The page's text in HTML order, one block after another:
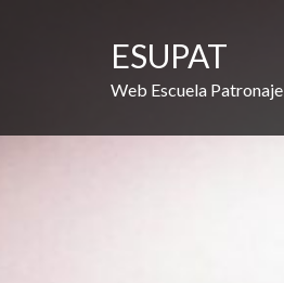
ESUPAT
Web Escuela Patronaje